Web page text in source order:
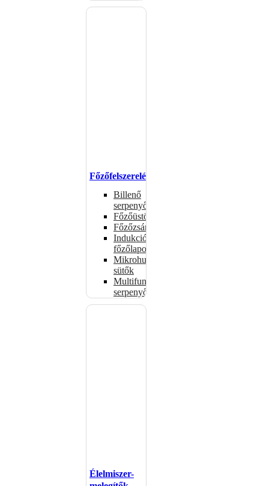
Főzőfelszerelések
Billenő
serpenyők
Főzőüstök
Főzőzsámolyok
Indukciós
főzőlapok
Mikrohullámú
sütők
Multifunkciós
serpenyők
Élelmiszer-